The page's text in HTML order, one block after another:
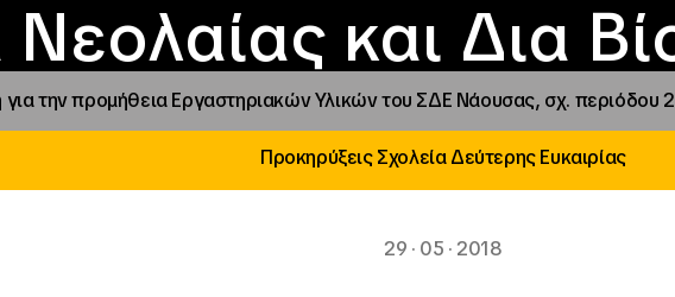
Νεολαίας και Δια
Το ΙΝΕΔΙΒΙΜ
Προγράμματα και
Φοιτητικές
Παραχώρηση
Νέα
Επικοινωνία
για την προμήθεια Εργαστηριακών Υλικών του ΣΔΕ Νάουσας, σχ.
Προκηρύξεις Σχολεία Δεύτερης Ευκαιρίας
29 · 05 · 2018